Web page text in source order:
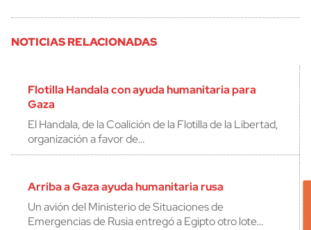
NOTICIAS RELACIONADAS
Flotilla Handala con ayuda humanitaria para
Gaza
El Handala, de la Coalición de la Flotilla de la Libertad,
organización a favor de…
Arriba a Gaza ayuda humanitaria rusa
Un avión del Ministerio de Situaciones de
Emergencias de Rusia entregó a Egipto otro lote…